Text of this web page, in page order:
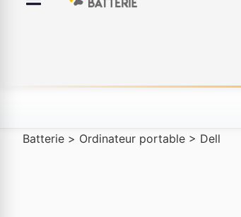
Batterie > Ordinateur portable > Dell